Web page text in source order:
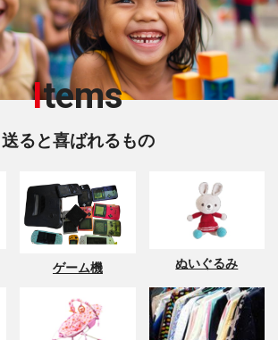
Items
送ると喜ばれるもの
ゲーム機 ぬいぐるみ